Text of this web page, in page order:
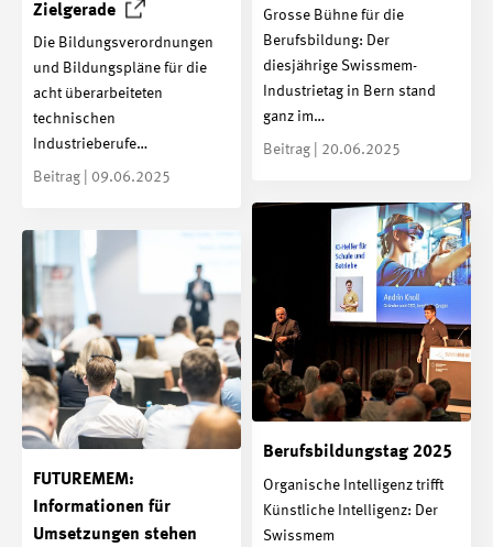
Grosse Bühne für die
Berufsbildung: Der
diesjährige Swissmem-
Industrietag in Bern stand
ganz im…
Beitrag | 20.06.2025
Zielgerade
Die Bildungsverordnungen
und Bildungspläne für die
acht überarbeiteten
technischen
Industrieberufe…
Beitrag | 09.06.2025
Berufsbildungs­tag 2025
Organische Intelligenz trifft
Künstliche Intelligenz: Der
Swissmem
FUTUREMEM:
Informationen für
Umsetzungen stehen